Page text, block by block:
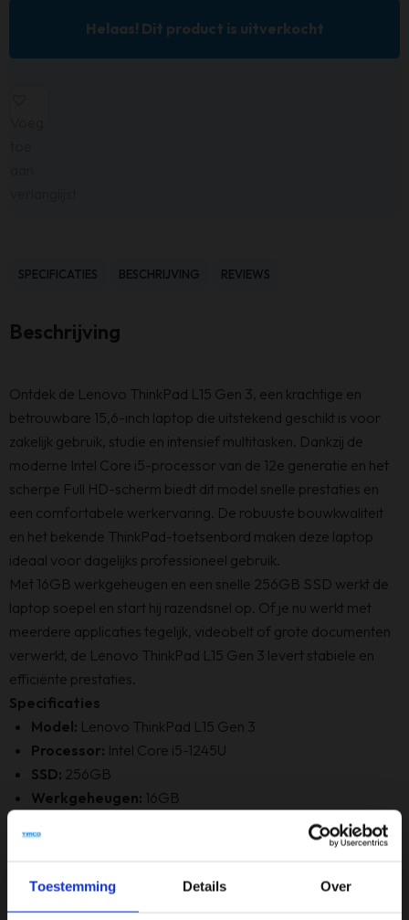
Toestemming Details Over
Helaas! Dit product is uitverkocht
SPECIFICATIES BESCHRIJVING REVIEWS
Beschrijving
Ontdek de Lenovo ThinkPad L15 Gen 3, een krachtige en
betrouwbare 15,6-inch laptop die uitstekend geschikt is voor
zakelijk gebruik, studie en intensief multitasken. Dankzij de
moderne Intel Core i5-processor van de 12e generatie en het
scherpe Full HD-scherm biedt dit model snelle prestaties en
een comfortabele werkervaring. De robuuste bouwkwaliteit
en het bekende ThinkPad-toetsenbord maken deze laptop
ideaal voor dagelijks professioneel gebruik.
Met 16GB werkgeheugen en een snelle 256GB SSD werkt de
laptop soepel en start hij razendsnel op. Of je nu werkt met
meerdere applicaties tegelijk, videobelt of grote documenten
verwerkt, de Lenovo ThinkPad L15 Gen 3 levert stabiele en
efficiënte prestaties.
Specificaties
Model: Lenovo ThinkPad L15 Gen 3
Processor: Intel Core i5-1245U
SSD: 256GB
Werkgeheugen: 16GB
Grade:A-
Toetsenbordindeling: